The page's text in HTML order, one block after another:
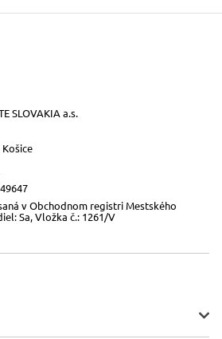
SLOVAKIA a.s.
Košice
v Obchodnom registri Mestského
Sa, Vložka č.: 1261/V